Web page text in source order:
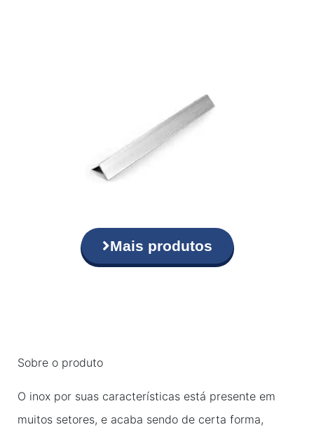
Mais produtos
Sobre o produto
O inox por suas características está presente em
muitos setores, e acaba sendo de certa forma,